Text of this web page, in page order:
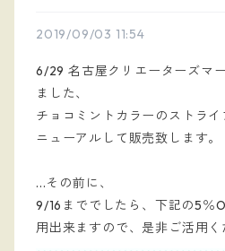
2019/09/03 11:54
6/29 名古屋クリエーターズマ
ました、
チョコミントカラーのストライ
ニューアルして販売致します。
...その前に、
9/16まででしたら、下記の5％
用出来ますので、是非ご活用く